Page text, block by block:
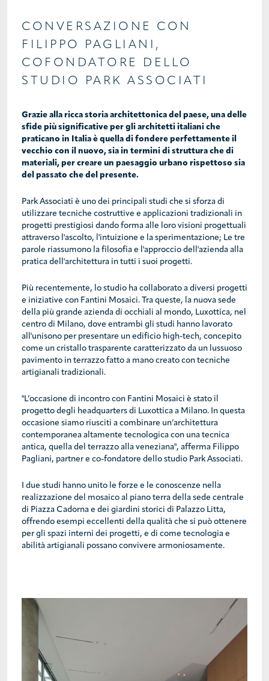
CONVERSAZIONE CON
FILIPPO PAGLIANI,
COFONDATORE DELLO
STUDIO PARK ASSOCIATI
Grazie alla ricca storia architettonica del paese, una delle
sfide più significative per gli architetti italiani che
praticano in Italia è quella di fondere perfettamente il
vecchio con il nuovo, sia in termini di struttura che di
materiali, per creare un paesaggio urbano rispettoso sia
del passato che del presente.
Park Associati è uno dei principali studi che si sforza di
utilizzare tecniche costruttive e applicazioni tradizionali in
progetti prestigiosi dando forma alle loro visioni progettuali
attraverso l'ascolto, l'intuizione e la sperimentazione; Le tre
parole riassumono la filosofia e l'approccio dell'azienda alla
pratica dell'architettura in tutti i suoi progetti.
Più recentemente, lo studio ha collaborato a diversi progetti
e iniziative con Fantini Mosaici. Tra queste, la nuova sede
della più grande azienda di occhiali al mondo, Luxottica, nel
centro di Milano, dove entrambi gli studi hanno lavorato
all'unisono per presentare un edificio high-tech, concepito
come un cristallo trasparente caratterizzato da un lussuoso
pavimento in terrazzo fatto a mano creato con tecniche
artigianali tradizionali.
"L’occasione di incontro con Fantini Mosaici è stato il
progetto degli headquarters di Luxottica a Milano. In questa
occasione siamo riusciti a combinare un’architettura
contemporanea altamente tecnologica con una tecnica
antica, quella del terrazzo alla veneziana", afferma Filippo
Pagliani, partner e co-fondatore dello studio Park Associati.
I due studi hanno unito le forze e le conoscenze nella
realizzazione del mosaico al piano terra della sede centrale
di Piazza Cadorna e dei giardini storici di Palazzo Litta,
offrendo esempi eccellenti della qualità che si può ottenere
per gli spazi interni dei progetti, e di come tecnologia e
abilità artigianali possano convivere armoniosamente.